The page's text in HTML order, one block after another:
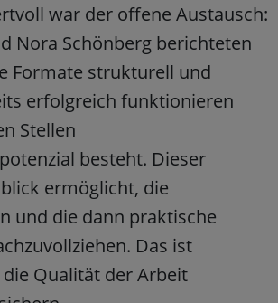
war der offene Austausch:
Nora Schönberg berichteten
Formate strukturell und
erfolgreich funktionieren
Stellen
besteht. Dieser
ermöglicht, die
und die dann praktische
Das ist
Qualität der Arbeit